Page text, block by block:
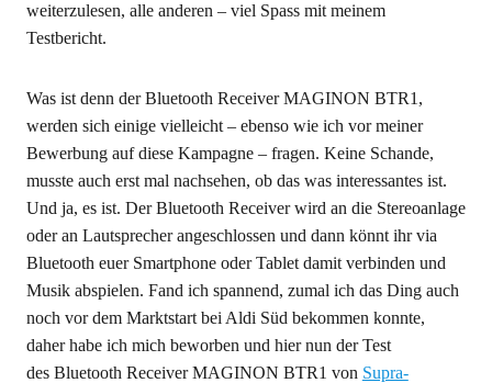
weiterzulesen, alle anderen – viel Spass mit meinem
Testbericht.
Was ist denn der Bluetooth Receiver MAGINON BTR1,
werden sich einige vielleicht – ebenso wie ich vor meiner
Bewerbung auf diese Kampagne – fragen. Keine Schande,
musste auch erst mal nachsehen, ob das was interessantes ist.
Und ja, es ist. Der Bluetooth Receiver wird an die Stereoanlage
oder an Lautsprecher angeschlossen und dann könnt ihr via
Bluetooth euer Smartphone oder Tablet damit verbinden und
Musik abspielen. Fand ich spannend, zumal ich das Ding auch
noch vor dem Marktstart bei Aldi Süd bekommen konnte,
daher habe ich mich beworben und hier nun der Test
des Bluetooth Receiver MAGINON BTR1 von Supra-